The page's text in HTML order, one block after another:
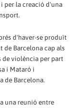
per la creació d'una
d'haver-se produït
de Barcelona cap als
de violència per part
i Mataró i
de Barcelona.
una reunió entre